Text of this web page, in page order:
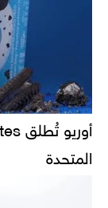
المتحدة